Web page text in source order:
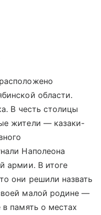
области.
В честь столицы
жители — казаки-
Наполеона
армии. В итоге
они решили назвать
малой родине —
память о местах